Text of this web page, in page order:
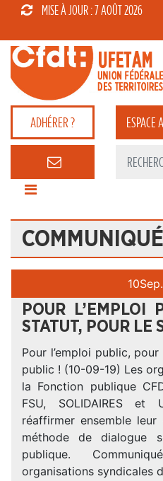
MISE À JOUR : 7 AOÛT 2026
ADHÉRER ? ESPACE
10Sep.
POUR L’EMPLOI
STATUT, POUR LE
Pour l’emploi public,
public ! (10-09-19) Les
la Fonction publique
FSU, SOLIDAIRES
réaffirmer ensemble leur
méthode de dialogue
publique.
organisations syndicales